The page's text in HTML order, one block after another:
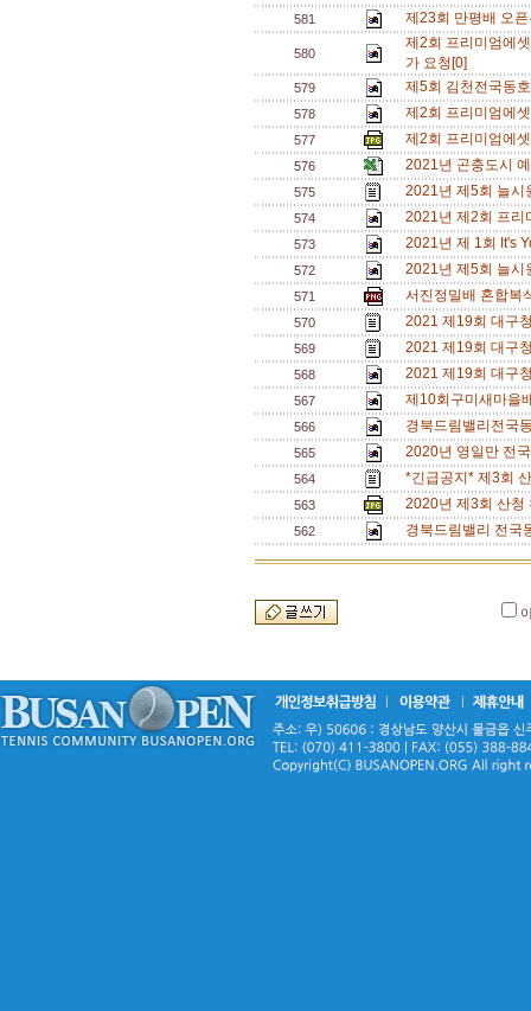
581 제23회 만평배 오
580
제2회 프리미엄에
가 요청[0]
579 제5회 김천전국동
578 제2회 프리미엄에
577 제2회 프리미엄에
576 2021년 곤충도시
575 2021년 제5회 늘
574 2021년 제2회 프
573 2021년 제 1회 It's
572 2021년 제5회 늘
571 서진정밀배 혼합복
570 2021 제19회 대구
569 2021 제19회 대구
568 2021 제19회 대구
567 제10회구미새마을
566 경북드림밸리전국
565 2020년 영일만 전
564 *긴급공지* 제3회
563 2020년 제3회 산
562 경북드림밸리 전